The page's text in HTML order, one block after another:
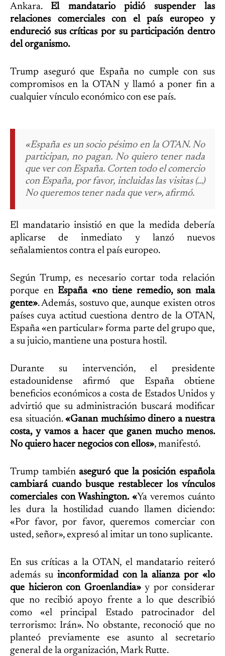
Ankara.El mandatario pidió suspender las
relaciones comerciales con el país europeo y
endureció sus críticas por su participación dentro
del organismo.
Trump aseguró que España no cumple con sus
compromisos en la OTAN y llamó a poner fin a
cualquier vínculo económico con ese país.
«España es un socio pésimo en la OTAN. No
participan, no pagan. No quiero tener nada
que ver con España. Corten todo el comercio
con España, por favor, incluidas las visitas (…)
No queremos tener nada que ver», afirmó.
El mandatario insistió en que la medida debería
aplicarse de inmediato y lanzó nuevos
señalamientos contra el país europeo.
Según Trump, es necesario cortar toda relación
porque enEspaña «no tiene remedio, son mala
gente». Además, sostuvo que, aunque existen otros
países cuya actitud cuestiona dentro de la OTAN,
España «en particular» forma parte del grupo que,
a su juicio, mantiene una postura hostil.
Durante su intervención, el presidente
estadounidense afirmó que España obtiene
beneficios económicos a costa de Estados Unidos y
advirtió que su administración buscará modificar
esa situación. «Ganan muchísimo dinero a nuestra
costa, y vamos a hacer que ganen mucho menos.
No quiero hacer negocios con ellos», manifestó.
Trump tambiénaseguró que la posición española
cambiará cuando busque restablecer los vínculos
comerciales con Washington. «Ya veremos cuánto
les dura la hostilidad cuando llamen diciendo:
«Por favor, por favor, queremos comerciar con
usted, señor», expresó al imitar un tono suplicante.
En sus críticas a la OTAN, el mandatario reiteró
además su inconformidad con la alianza por «lo
que hicieron con Groenlandia»y por considerar
que no recibió apoyo frente a lo que describió
como «el principal Estado patrocinador del
terrorismo: Irán». No obstante, reconoció que no
planteó previamente ese asunto al secretario
general de la organización, Mark Rutte.